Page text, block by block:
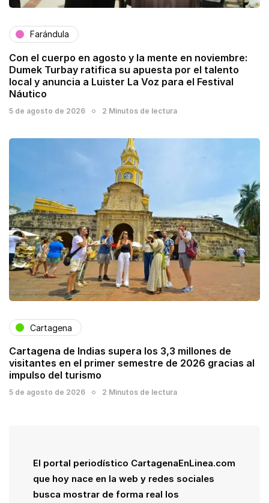
Farándula
Con el cuerpo en agosto y la mente en noviembre:
Dumek Turbay ratifica su apuesta por el talento
local y anuncia a Luister La Voz para el Festival
Náutico
5 de agosto de 2026 2 Minutos de lectura
Cartagena
Cartagena de Indias supera los 3,3 millones de
visitantes en el primer semestre de 2026 gracias al
impulso del turismo
5 de agosto de 2026 2 Minutos de lectura
El portal periodístico CartagenaEnLinea.com
que hoy nace en la web y redes sociales
busca mostrar de forma real los